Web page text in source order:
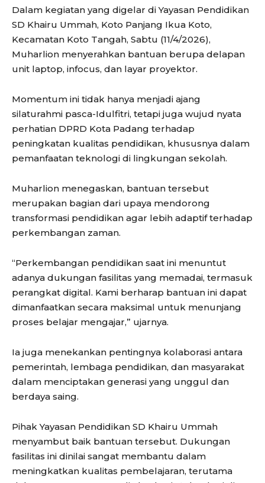
Dalam kegiatan yang digelar di Yayasan Pendidikan
SD Khairu Ummah, Koto Panjang Ikua Koto,
Kecamatan Koto Tangah, Sabtu (11/4/2026),
Muharlion menyerahkan bantuan berupa delapan
unit laptop, infocus, dan layar proyektor.
Momentum ini tidak hanya menjadi ajang
silaturahmi pasca-Idulfitri, tetapi juga wujud nyata
perhatian DPRD Kota Padang terhadap
peningkatan kualitas pendidikan, khususnya dalam
pemanfaatan teknologi di lingkungan sekolah.
Muharlion menegaskan, bantuan tersebut
merupakan bagian dari upaya mendorong
transformasi pendidikan agar lebih adaptif terhadap
perkembangan zaman.
“Perkembangan pendidikan saat ini menuntut
adanya dukungan fasilitas yang memadai, termasuk
perangkat digital. Kami berharap bantuan ini dapat
dimanfaatkan secara maksimal untuk menunjang
proses belajar mengajar,” ujarnya.
Ia juga menekankan pentingnya kolaborasi antara
pemerintah, lembaga pendidikan, dan masyarakat
dalam menciptakan generasi yang unggul dan
berdaya saing.
Pihak Yayasan Pendidikan SD Khairu Ummah
menyambut baik bantuan tersebut. Dukungan
fasilitas ini dinilai sangat membantu dalam
meningkatkan kualitas pembelajaran, terutama